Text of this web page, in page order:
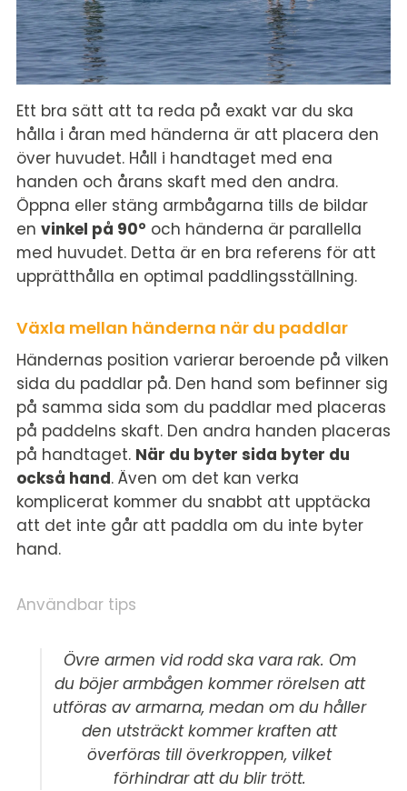
Ett bra sätt att ta reda på exakt var du ska
hålla i åran med händerna är att placera den
över huvudet. Håll i handtaget med ena
handen och årans skaft med den andra.
Öppna eller stäng armbågarna tills de bildar
en vinkel på 90° och händerna är parallella
med huvudet. Detta är en bra referens för att
upprätthålla en optimal paddlingsställning.
Växla mellan händerna när du paddlar
Händernas position varierar beroende på vilken
sida du paddlar på. Den hand som befinner sig
på samma sida som du paddlar med placeras
på paddelns skaft. Den andra handen placeras
på handtaget. När du byter sida byter du
också hand. Även om det kan verka
komplicerat kommer du snabbt att upptäcka
att det inte går att paddla om du inte byter
hand.
Användbar tips
Övre armen vid rodd ska vara rak. Om
du böjer armbågen kommer rörelsen att
utföras av armarna, medan om du håller
den utsträckt kommer kraften att
överföras till överkroppen, vilket
förhindrar att du blir trött.